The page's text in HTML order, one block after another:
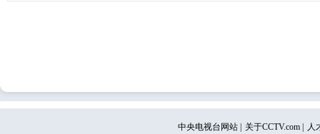
中央电视台网站 关于CCTV.com 人